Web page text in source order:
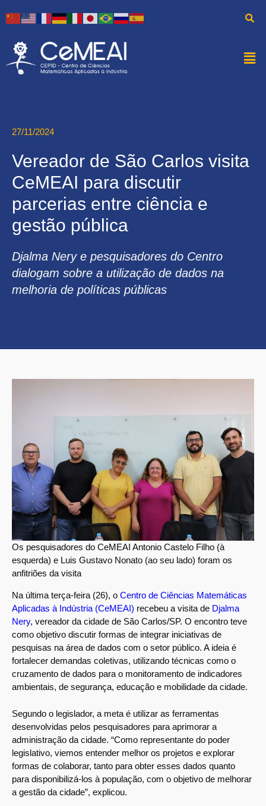
27/11/2024
Vereador de São Carlos visita
CeMEAI para discutir
parcerias entre ciência e
gestão pública
Djalma Nery e pesquisadores do Centro
dialogam sobre a utilização de dados na
melhoria de políticas públicas
Os pesquisadores do CeMEAI Antonio Castelo Filho (à
esquerda) e Luis Gustavo Nonato (ao seu lado) foram os
anfitriões da visita
Na última terça-feira (26), o Centro de Ciências Matemáticas
Aplicadas à Indústria (CeMEAI) recebeu a visita de Djalma
Nery, vereador da cidade de São Carlos/SP. O encontro teve
como objetivo discutir formas de integrar iniciativas de
pesquisas na área de dados com o setor público. A ideia é
fortalecer demandas coletivas, utilizando técnicas como o
cruzamento de dados para o monitoramento de indicadores
ambientais, de segurança, educação e mobilidade da cidade.
Segundo o legislador, a meta é utilizar as ferramentas
desenvolvidas pelos pesquisadores para aprimorar a
administração da cidade. “Como representante do poder
legislativo, viemos entender melhor os projetos e explorar
formas de colaborar, tanto para obter esses dados quanto
para disponibilizá-los à população, com o objetivo de melhorar
a gestão da cidade”, explicou.